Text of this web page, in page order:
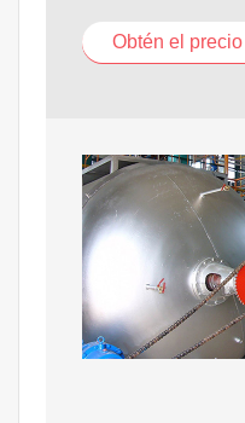
Obtén el precio